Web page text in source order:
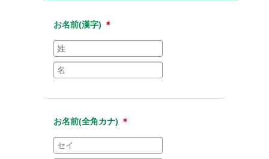
お名前(漢字) ＊
お名前(全角カナ) ＊